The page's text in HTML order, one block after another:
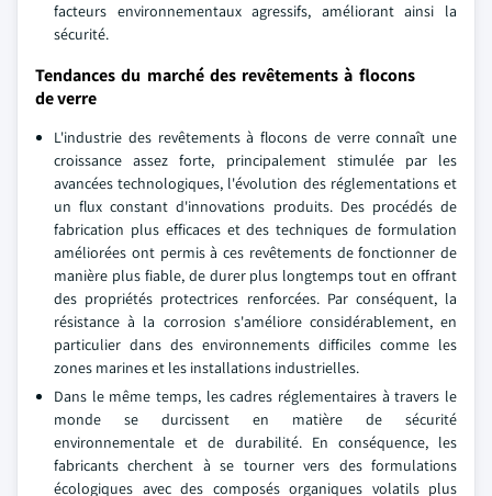
facteurs environnementaux agressifs, améliorant ainsi la
sécurité.
Tendances du marché des revêtements à flocons
de verre
L'industrie des revêtements à flocons de verre connaît une
croissance assez forte, principalement stimulée par les
avancées technologiques, l'évolution des réglementations et
un flux constant d'innovations produits. Des procédés de
fabrication plus efficaces et des techniques de formulation
améliorées ont permis à ces revêtements de fonctionner de
manière plus fiable, de durer plus longtemps tout en offrant
des propriétés protectrices renforcées. Par conséquent, la
résistance à la corrosion s'améliore considérablement, en
particulier dans des environnements difficiles comme les
zones marines et les installations industrielles.
Dans le même temps, les cadres réglementaires à travers le
monde se durcissent en matière de sécurité
environnementale et de durabilité. En conséquence, les
fabricants cherchent à se tourner vers des formulations
écologiques avec des composés organiques volatils plus